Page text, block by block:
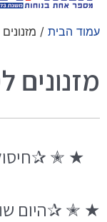
עמוד הבית / מזנונים
מזנונים
★ ✭ ✰חיסול